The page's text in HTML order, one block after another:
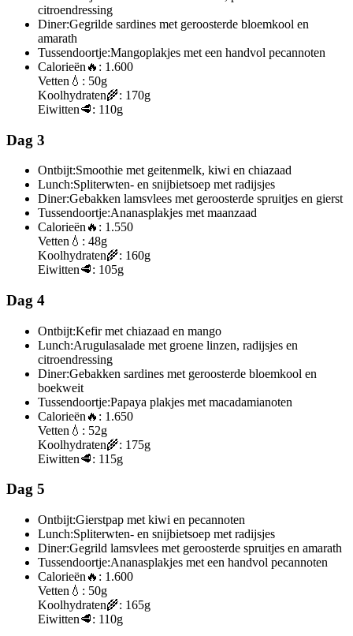
citroendressing
Diner:Gegrilde sardines met geroosterde bloemkool en
amarath
Tussendoortje:Mangoplakjes met een handvol pecannoten
Calorieën 🔥: 1.600
Vetten 💧: 50g
Koolhydraten🌾: 170g
Eiwitten🥩: 110g
Dag 3
Ontbijt:Smoothie met geitenmelk, kiwi en chiazaad
Lunch:Spliterwten- en snijbietsoep met radijsjes
Diner:Gebakken lamsvlees met geroosterde spruitjes en gierst
Tussendoortje:Ananasplakjes met maanzaad
Calorieën 🔥: 1.550
Vetten 💧: 48g
Koolhydraten🌾: 160g
Eiwitten🥩: 105g
Dag 4
Ontbijt:Kefir met chiazaad en mango
Lunch:Arugulasalade met groene linzen, radijsjes en
citroendressing
Diner:Gebakken sardines met geroosterde bloemkool en
boekweit
Tussendoortje:Papaya plakjes met macadamianoten
Calorieën 🔥: 1.650
Vetten 💧: 52g
Koolhydraten🌾: 175g
Eiwitten🥩: 115g
Dag 5
Ontbijt:Gierstpap met kiwi en pecannoten
Lunch:Spliterwten- en snijbietsoep met radijsjes
Diner:Gegrild lamsvlees met geroosterde spruitjes en amarath
Tussendoortje:Ananasplakjes met een handvol pecannoten
Calorieën 🔥: 1.600
Vetten 💧: 50g
Koolhydraten🌾: 165g
Eiwitten🥩: 110g